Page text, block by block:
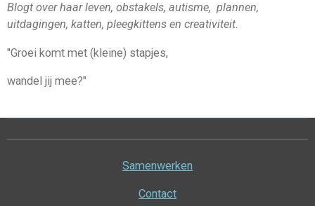
Blogt over haar leven, obstakels, autisme, plannen,
uitdagingen, katten, pleegkittens en creativiteit.
"Groei komt met (kleine) stapjes,
wandel jij mee?"
Samenwerken
Contact